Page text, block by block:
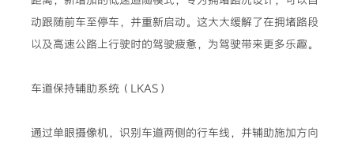
动跟随前车至停车，并重新启动。这大大缓解了在拥堵路段
以及高速公路上行驶时的驾驶疲惫，为驾驶带来更多乐趣。
车道保持辅助系统（LKAS）
通过单眼摄像机，识别车道两侧的行车线，并辅助施加方向